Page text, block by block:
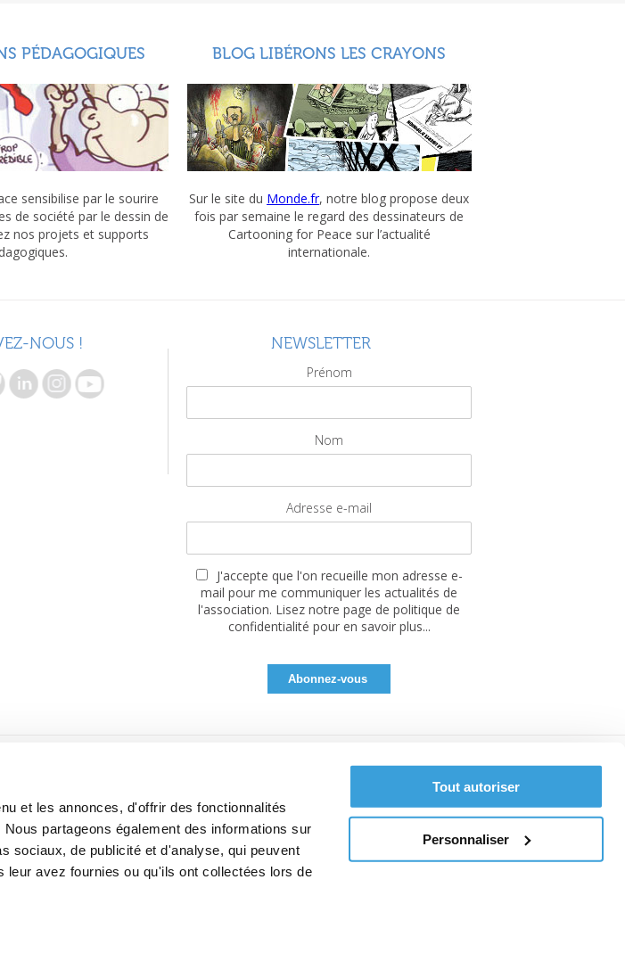
et les annonces, d'offrir des fonctionnalités
partageons également des informations sur
sociaux, de publicité et d'analyse, qui peuvent
avez fournies ou qu'ils ont collectées lors de
Tout autoriser
Personnaliser
PÉDAGOGIQUES
sensibilise par le sourire
de société par le dessin de
nos projets et supports
BLOG LIBÉRONS LES CRAYONS
Sur le site du Monde.fr, notre blog propose deux
fois par semaine le regard des dessinateurs de
Cartooning for Peace sur l’actualité
internationale.
NOUS ! NEWSLETTER
Prénom
Nom
Adresse e-mail
J'accepte que l'on recueille mon adresse e-
mail pour me communiquer les actualités de
l'association. Lisez notre page de politique de
confidentialité pour en savoir plus...
MGEN, Mutuelle Santé Prévoyance